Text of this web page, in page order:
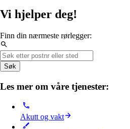
Vi hjelper deg!
Finn din nærmeste rørlegger:
Søk
Les mer om våre tjenester:
Akutt og vakt